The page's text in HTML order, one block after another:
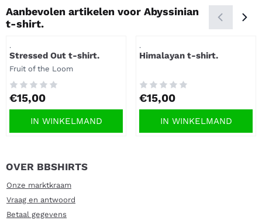
Aanbevolen artikelen voor Abyssinian
t-shirt.
.
Stressed Out t-shirt.
Merk:
Fruit of the Loom
Prijs: 15,00
€15,00
IN WINKELMAND
.
Himalayan t-shirt.
Prijs: 15,00
€15,00
IN WINKELMAND
OVER BBSHIRTS
Onze marktkraam
Vraag en antwoord
Betaal gegevens